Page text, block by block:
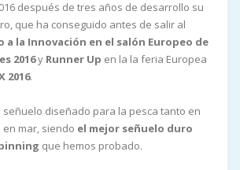
después de tres años de desarrollo su
que ha conseguido antes de salir al
a la Innovación en el salón Europeo de
2016y Runner Up en la la feria Europea
2016.
señuelo diseñado para la pesca tanto en
en mar, siendo el mejor señuelo duro
que hemos probado.